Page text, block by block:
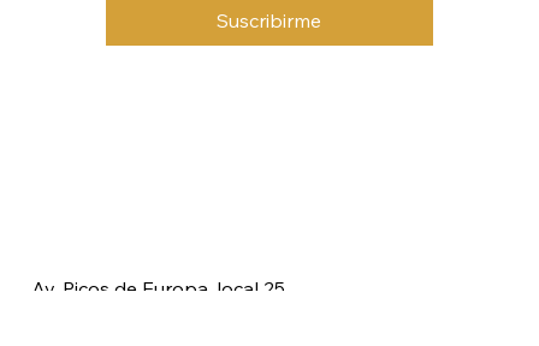
todas las ofertas y novedades
de Más Bellas.